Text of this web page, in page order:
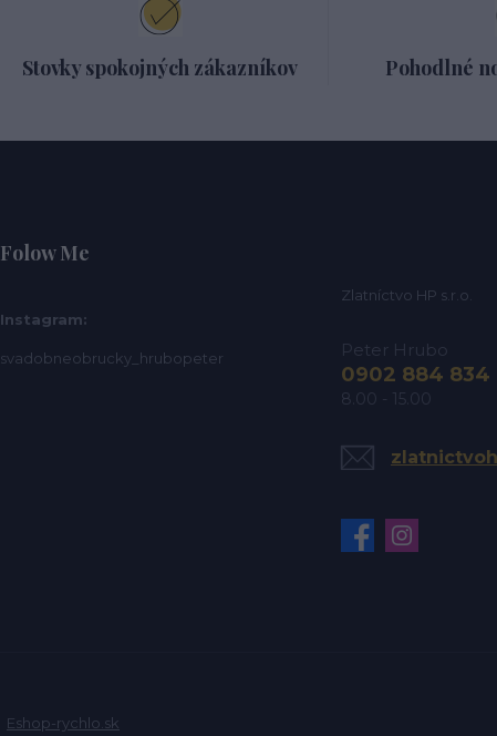
Stovky spokojných zákazníkov Pohodlné
Folow Me
Instagram:
svadobneobrucky_hrubopeter
Zlatníctvo HP s.r.o.
Peter Hrubo
0902 884 834
8.00 - 15.00
Eshop-rychlo.sk